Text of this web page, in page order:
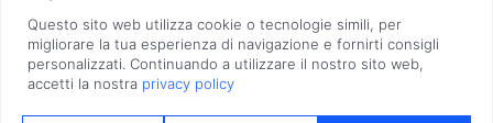
Bergamo n. 01496180165 · Capitale Sociale i.v. € 800.000,00